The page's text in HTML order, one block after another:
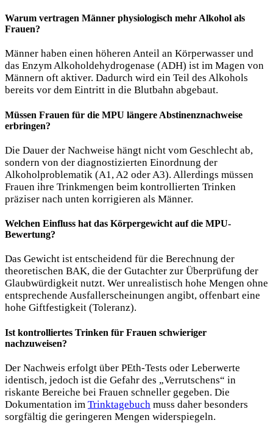
Warum vertragen Männer physiologisch mehr Alkohol als
Frauen?
Männer haben einen höheren Anteil an Körperwasser und
das Enzym Alkoholdehydrogenase (ADH) ist im Magen von
Männern oft aktiver. Dadurch wird ein Teil des Alkohols
bereits vor dem Eintritt in die Blutbahn abgebaut.
Müssen Frauen für die MPU längere Abstinenznachweise
erbringen?
Die Dauer der Nachweise hängt nicht vom Geschlecht ab,
sondern von der diagnostizierten Einordnung der
Alkoholproblematik (A1, A2 oder A3). Allerdings müssen
Frauen ihre Trinkmengen beim kontrollierten Trinken
präziser nach unten korrigieren als Männer.
Welchen Einfluss hat das Körpergewicht auf die MPU-
Bewertung?
Das Gewicht ist entscheidend für die Berechnung der
theoretischen BAK, die der Gutachter zur Überprüfung der
Glaubwürdigkeit nutzt. Wer unrealistisch hohe Mengen ohne
entsprechende Ausfallerscheinungen angibt, offenbart eine
hohe Giftfestigkeit (Toleranz).
Ist kontrolliertes Trinken für Frauen schwieriger
nachzuweisen?
Der Nachweis erfolgt über PEth-Tests oder Leberwerte
identisch, jedoch ist die Gefahr des „Verrutschens“ in
riskante Bereiche bei Frauen schneller gegeben. Die
Dokumentation im Trinktagebuch muss daher besonders
sorgfältig die geringeren Mengen widerspiegeln.